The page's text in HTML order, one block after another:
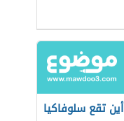
أين تقع سلوفاكيا